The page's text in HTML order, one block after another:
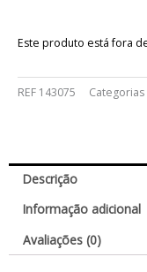
Este produto está fora
REF 143075 Categorias
Descrição
Informação adicional
Avaliações (0)